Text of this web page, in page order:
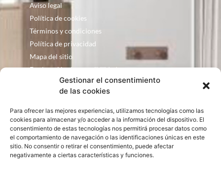
Gestionar el consentimiento
de las cookies
Para ofrecer las mejores experiencias, utilizamos tecnologías como las
cookies para almacenar y/o acceder a la información del dispositivo. El
consentimiento de estas tecnologías nos permitirá procesar datos como
el comportamiento de navegación o las identificaciones únicas en este
sitio. No consentir o retirar el consentimiento, puede afectar
negativamente a ciertas características y funciones.
Aviso legal
Política de cookies
Términos y condiciones
Política de privacidad
Mapa del sitio
Declaración de accesibilidad
Contacto
Fontanería Baquero
C/ Justo Zoco, 36 Ejea de los Caballeros
Zaragoza – España
consultas@bqbath.es
693 21 32 44